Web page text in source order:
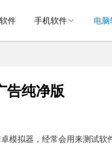
件 手机软件 电
告纯净版
模拟器，经常会用来测试软